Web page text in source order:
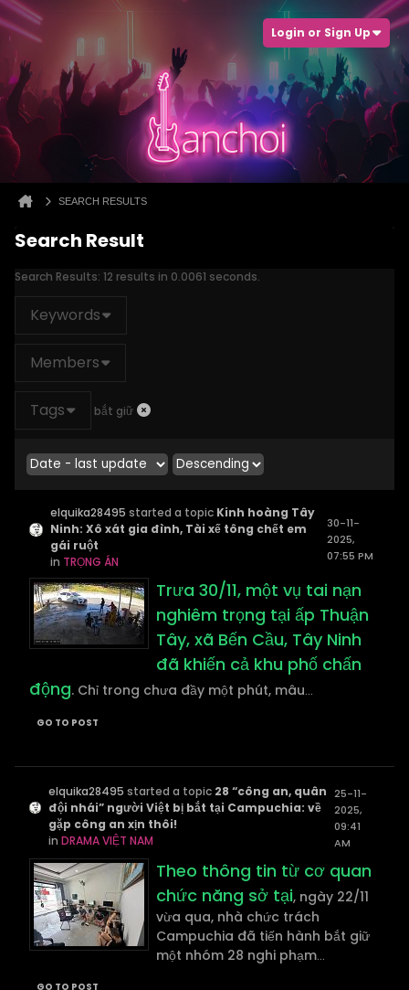
Login or Sign Up
SEARCH RESULTS
Search Result
Search Results: 12 results in 0.0061 seconds.
Keywords
Members
Tags bắt giữ
elquika28495 started a topic Kinh hoàng Tây
Ninh: Xô xát gia đình, Tài xế tông chết em
gái ruột
in TRỌNG ÁN
30-11-
2025,
07:55 PM
Trưa 30/11, một vụ tai nạn
nghiêm trọng tại ấp Thuận
Tây, xã Bến Cầu, Tây Ninh
đã khiến cả khu phố chấn
động. Chỉ trong chưa đầy một phút, mâu...
GO TO POST
elquika28495 started a topic 28 “công an, quân
đội nhái” người Việt bị bắt tại Campuchia: về
gặp công an xịn thôi!
inDRAMA VIỆT NAM
25-11-
2025,
09:41
AM
Theo thông tin từ cơ quan
chức năng sở tại, ngày 22/11
vừa qua, nhà chức trách
Campuchia đã tiến hành bắt giữ
một nhóm 28 nghi phạm...
GO TO POST